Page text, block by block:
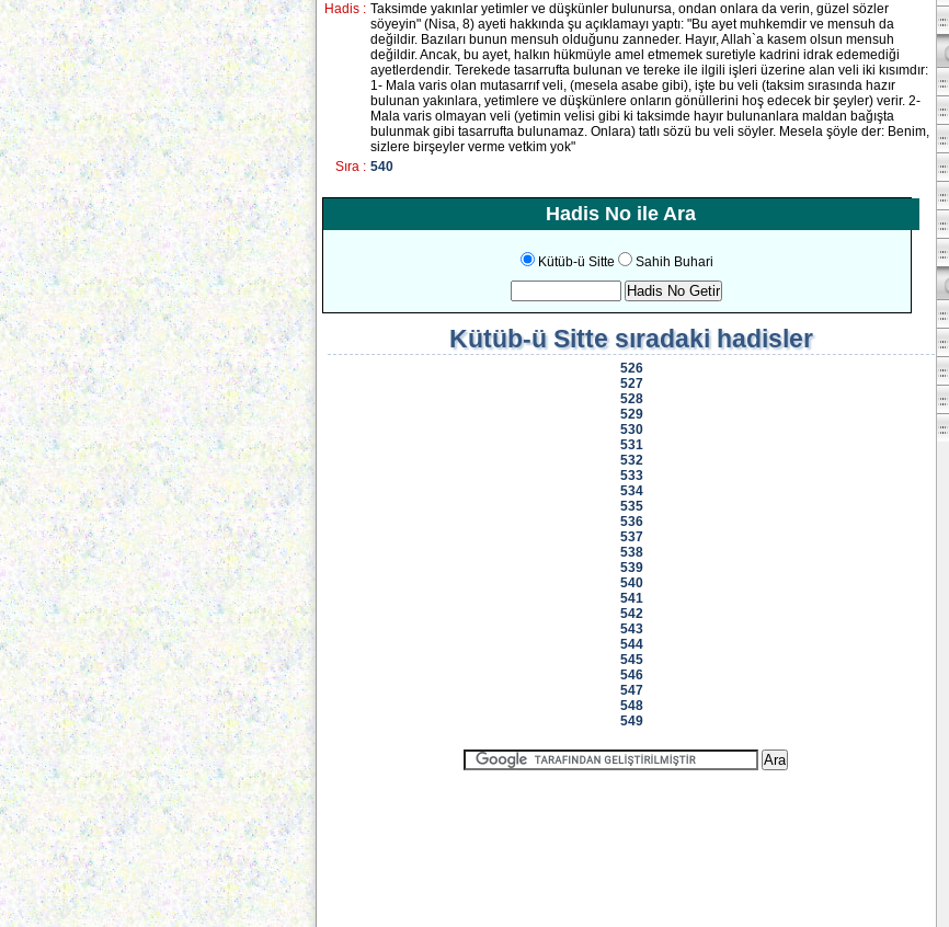
Hadis : Taksimde yakınlar yetimler ve düşkünler bulunursa, ondan onlara da verin, güzel sözler
söyeyin" (Nisa, 8) ayeti hakkında şu açıklamayı yaptı: "Bu ayet muhkemdir ve mensuh da
değildir. Bazıları bunun mensuh olduğunu zanneder. Hayır, Allah`a kasem olsun mensuh
değildir. Ancak, bu ayet, halkın hükmüyle amel etmemek suretiyle kadrini idrak edemediği
ayetlerdendir. Terekede tasarrufta bulunan ve tereke ile ilgili işleri üzerine alan veli iki kısımdır:
1- Mala varis olan mutasarrıf veli, (mesela asabe gibi), işte bu veli (taksim sırasında hazır
bulunan yakınlara, yetimlere ve düşkünlere onların gönüllerini hoş edecek bir şeyler) verir. 2-
Mala varis olmayan veli (yetimin velisi gibi ki taksimde hayır bulunanlara maldan bağışta
bulunmak gibi tasarrufta bulunamaz. Onlara) tatlı sözü bu veli söyler. Mesela şöyle der: Benim,
sizlere birşeyler verme vetkim yok"
Sıra : 540
Hadis No ile Ara
Kütüb-ü Sitte Sahih Buhari
Kütüb-ü Sittesıradaki hadisler
526
527
528
529
530
531
532
533
534
535
536
537
538
539
540
541
542
543
544
545
546
547
548
549